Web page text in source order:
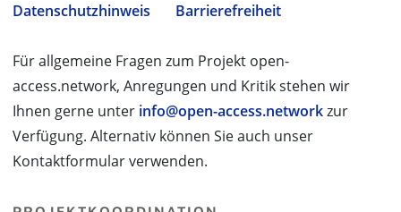
Datenschutzhinweis
Barrierefreiheit
Für allgemeine Fragen zum Projekt open-
access.network, Anregungen und Kritik stehen wir
Ihnen gerne unter info@open-access.networkzur
Verfügung. Alternativ können Sie auch unser
Kontaktformular verwenden.